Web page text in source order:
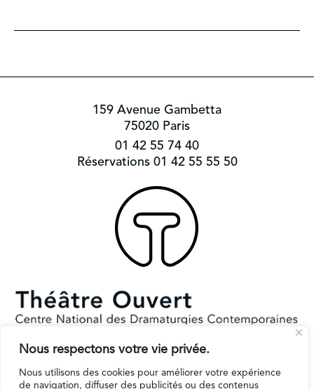
Nous respectons votre vie privée.
Nous utilisons des cookies pour améliorer votre expérience
de navigation, diffuser des publicités ou des contenus
159 Avenue Gambetta
75020 Paris
01 42 55 74 40
Réservations 01 42 55 55 50
Subventionné par le Ministère de la Culture et la Ville de Paris.
Il reçoit le soutien de la région Ile-de-France pour l’EPAT